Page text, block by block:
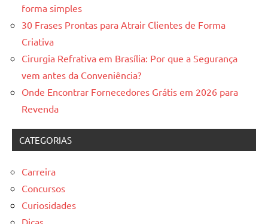
forma simples
30 Frases Prontas para Atrair Clientes de Forma
Criativa
Cirurgia Refrativa em Brasília: Por que a Segurança
vem antes da Conveniência?
Onde Encontrar Fornecedores Grátis em 2026 para
Revenda
CATEGORIAS
Carreira
Concursos
Curiosidades
Dicas